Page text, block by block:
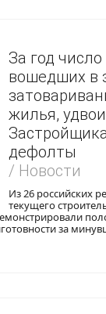
За год
вошедших в
жилья,
дефолты
/ Новости
Из 26 российских
текущего
за